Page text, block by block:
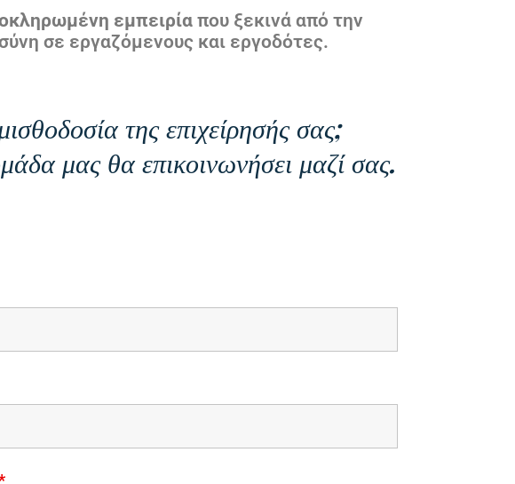
εμπειρία που ξεκινά από την
σε εργαζόμενους και εργοδότες.
της επιχείρησής σας;
μας θα επικοινωνήσει μαζί σας.